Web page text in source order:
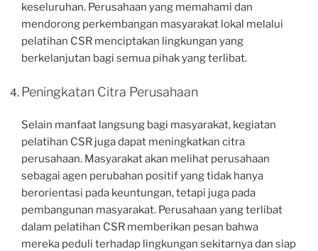
keseluruhan. Perusahaan yang memahami dan
mendorong perkembangan masyarakat lokal melalui
pelatihan CSR menciptakan lingkungan yang
berkelanjutan bagi semua pihak yang terlibat.
Peningkatan Citra Perusahaan
Selain manfaat langsung bagi masyarakat, kegiatan
pelatihan CSR juga dapat meningkatkan citra
perusahaan. Masyarakat akan melihat perusahaan
sebagai agen perubahan positif yang tidak hanya
berorientasi pada keuntungan, tetapi juga pada
pembangunan masyarakat. Perusahaan yang terlibat
dalam pelatihan CSR memberikan pesan bahwa
mereka peduli terhadap lingkungan sekitarnya dan siap